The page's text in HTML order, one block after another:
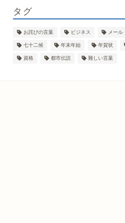
タグ
お詫びの言葉 ビジネス メール
七十二候 年末年始 年賀状
資格 都市伝説 難しい言葉